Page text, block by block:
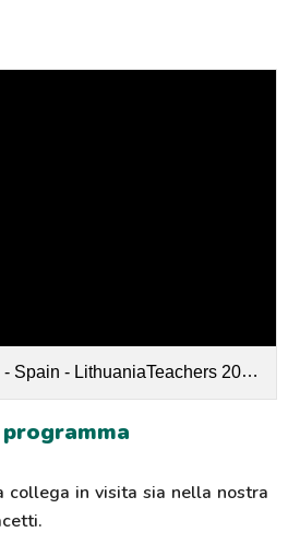
2024.xlsx - Raquel MAY (2).pdf
collega in visita sia nella nostra